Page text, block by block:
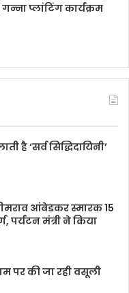
प्लांटिंग कार्यक्रम
है ‘सर्व सिद्धिदायिनी’
आंबेडकर स्मारक 15
पर्यटन मंत्री ने किया
पर की जा रही वसूली